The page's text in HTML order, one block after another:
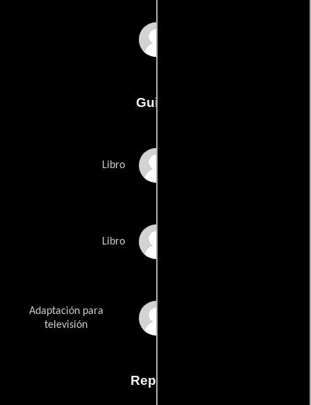
Guión
Libro
Libro
Adaptación para
televisión
Reparto